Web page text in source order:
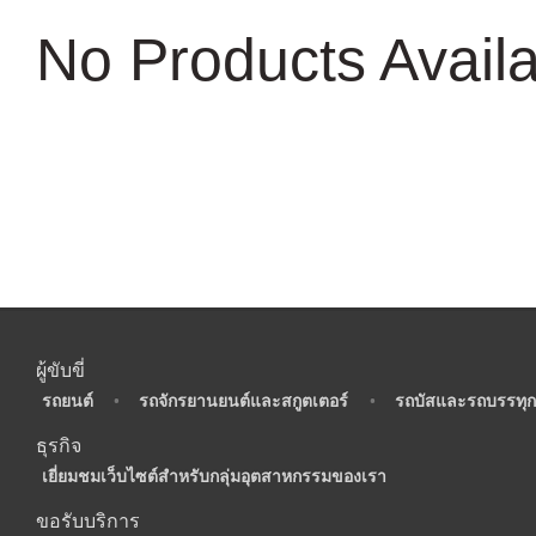
No Products
ผู้ขับขี่
รถยนต์ • รถจักรยานยนต์และสกูตเตอร์ • รถบัสและรถบรรทุก
ธุรกิจ
เยี่ยมชมเว็บไซต์สำหรับกลุ่มอุตสาหกรรมของเรา
ขอรับบริการ